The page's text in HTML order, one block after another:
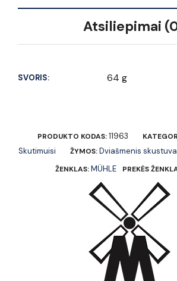
Atsiliepimai
SVORIS: 64 g
PRODUKTO KODAS:11963
Skutimuisi ŽYMOS:Dviašmenis
ŽENKLAS:MÜHLE PREKĖS